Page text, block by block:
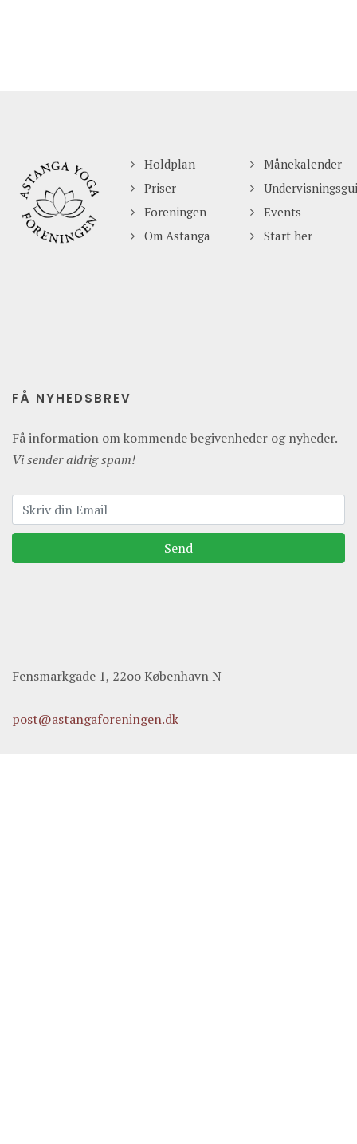
Holdplan
Priser
Foreningen
Om Astanga
Månekalender
Events
Start her
FÅ NYHEDSBREV
Få information om kommende begivenheder og nyheder.
Vi sender aldrig spam!
Send
Fensmarkgade 1, 22oo København N
post@astangaforeningen.dk